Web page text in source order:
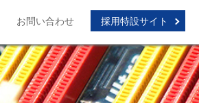
お問い合わせ 採用特設サイト